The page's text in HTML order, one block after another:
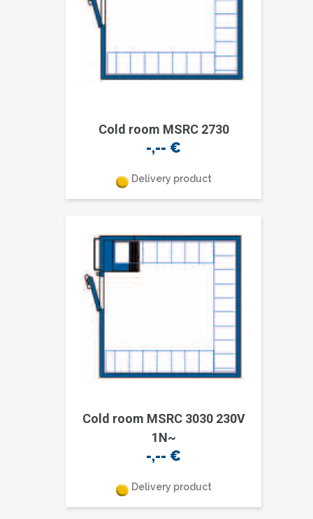
Cold room MSRC 2730
-,-- €
Delivery product
Cold room MSRC 3030 230V
1N~
-,-- €
Delivery product